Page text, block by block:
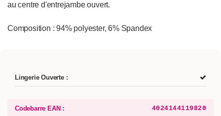
au centre d'entrejambe ouvert.
Composition : 94% polyester, 6% Spandex
Lingerie Ouverte :
Codebarre EAN : 4024144119820